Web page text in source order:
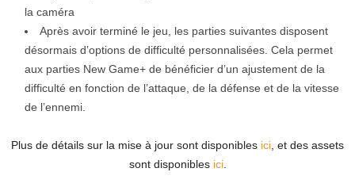
la caméra
Après avoir terminé le jeu, les parties suivantes disposent
désormais d’options de difficulté personnalisées. Cela permet
aux parties New Game+ de bénéficier d’un ajustement de la
difficulté en fonction de l’attaque, de la défense et de la vitesse
de l’ennemi.
Plus de détails sur la mise à jour sont disponibles ici , et des assets
sont disponibles ici.